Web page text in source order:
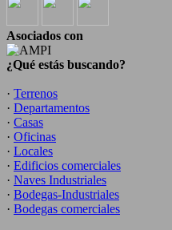
Asociados con
¿Qué estás buscando?
· Terrenos
· Departamentos
· Casas
· Oficinas
· Locales
· Edificios comerciales
· Naves Industriales
· Bodegas-Industriales
· Bodegas comerciales